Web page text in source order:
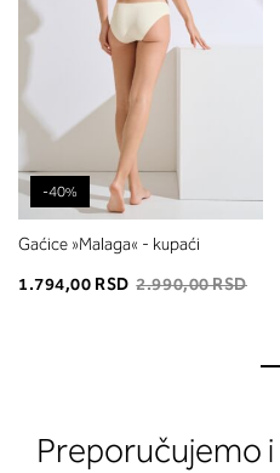
-40%
Gaćice »Malaga« - kupaći
1.794,00 RSD 2.990,00 RSD
Preporučujemo i